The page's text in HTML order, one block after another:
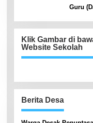
Guru
Klik Gambar di
Website Sekolah
Berita Desa